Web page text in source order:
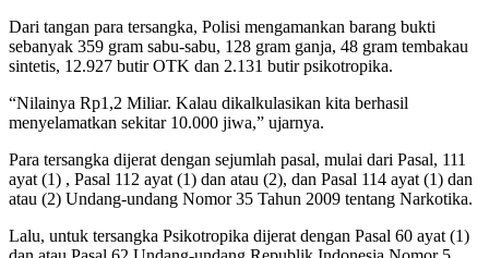
Dari tangan para tersangka, Polisi mengamankan barang bukti
sebanyak 359 gram sabu-sabu, 128 gram ganja, 48 gram tembakau
sintetis, 12.927 butir OTK dan 2.131 butir psikotropika.
“Nilainya Rp1,2 Miliar. Kalau dikalkulasikan kita berhasil
menyelamatkan sekitar 10.000 jiwa,” ujarnya.
Para tersangka dijerat dengan sejumlah pasal, mulai dari Pasal, 111
ayat (1) , Pasal 112 ayat (1) dan atau (2), dan Pasal 114 ayat (1) dan
atau (2) Undang-undang Nomor 35 Tahun 2009 tentang Narkotika.
Lalu, untuk tersangka Psikotropika dijerat dengan Pasal 60 ayat (1)